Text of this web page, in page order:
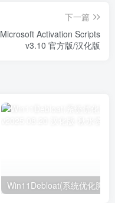
下一篇
Microsoft Activation Scripts
v3.10 官方版/汉化版